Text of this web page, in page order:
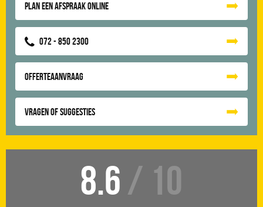
Plan een afspraak online
072 - 850 2300
Offerteaanvraag
Vragen of suggesties
8.6 / 10